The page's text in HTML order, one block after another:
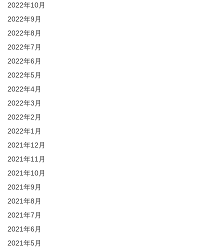
2022年10月
2022年9月
2022年8月
2022年7月
2022年6月
2022年5月
2022年4月
2022年3月
2022年2月
2022年1月
2021年12月
2021年11月
2021年10月
2021年9月
2021年8月
2021年7月
2021年6月
2021年5月